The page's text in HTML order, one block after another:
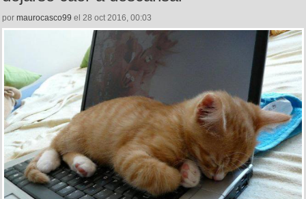
por maurocasco99 el 28 oct 2016, 00:03